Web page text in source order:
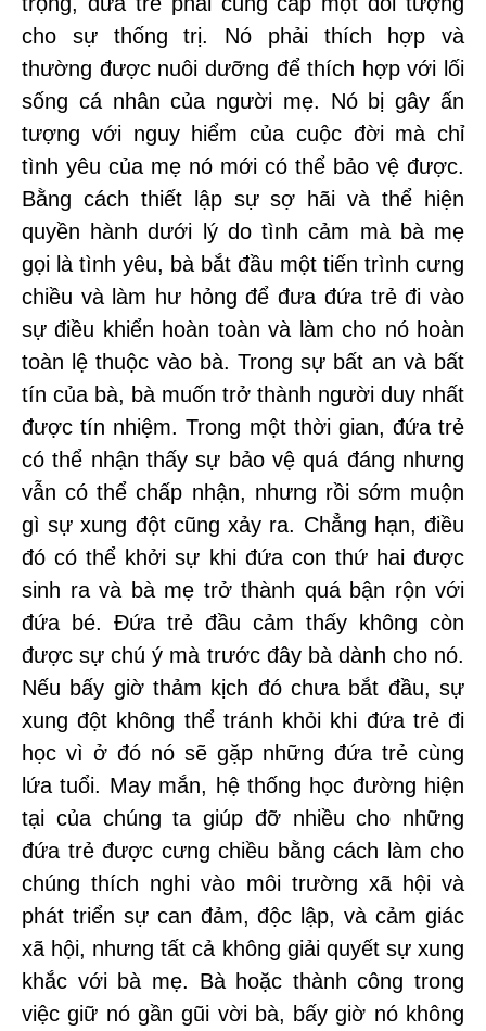
cho sự thống trị. Nó phải thích hợp và
thường được nuôi dưỡng để thích hợp với lối
sống cá nhân của người mẹ. Nó bị gây ấn
tượng với nguy hiểm của cuộc đời mà chỉ
tình yêu của mẹ nó mới có thể bảo vệ được.
Bằng cách thiết lập sự sợ hãi và thể hiện
quyền hành dưới lý do tình cảm mà bà mẹ
gọi là tình yêu, bà bắt đầu một tiến trình cưng
chiều và làm hư hỏng để đưa đứa trẻ đi vào
sự điều khiển hoàn toàn và làm cho nó hoàn
toàn lệ thuộc vào bà. Trong sự bất an và bất
tín của bà, bà muốn trở thành người duy nhất
được tín nhiệm. Trong một thời gian, đứa trẻ
có thể nhận thấy sự bảo vệ quá đáng nhưng
vẫn có thể chấp nhận, nhưng rồi sớm muộn
gì sự xung đột cũng xảy ra. Chẳng hạn, điều
đó có thể khởi sự khi đứa con thứ hai được
sinh ra và bà mẹ trở thành quá bận rộn với
đứa bé. Đứa trẻ đầu cảm thấy không còn
được sự chú ý mà trước đây bà dành cho nó.
Nếu bấy giờ thảm kịch đó chưa bắt đầu, sự
xung đột không thể tránh khỏi khi đứa trẻ đi
học vì ở đó nó sẽ gặp những đứa trẻ cùng
lứa tuổi. May mắn, hệ thống học đường hiện
tại của chúng ta giúp đỡ nhiều cho những
đứa trẻ được cưng chiều bằng cách làm cho
chúng thích nghi vào môi trường xã hội và
phát triển sự can đảm, độc lập, và cảm giác
xã hội, nhưng tất cả không giải quyết sự xung
khắc với bà mẹ. Bà hoặc thành công trong
việc giữ nó gần gũi vời bà, bấy giờ nó không